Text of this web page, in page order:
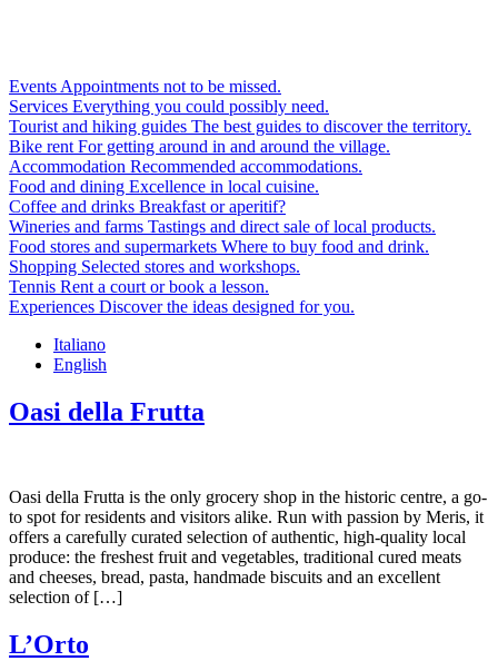
Events Appointments not to be missed.
Services Everything you could possibly need.
Tourist and hiking guides The best guides to discover the territory.
Bike rent For getting around in and around the village.
Accommodation Recommended accommodations.
Food and dining Excellence in local cuisine.
Coffee and drinks Breakfast or aperitif?
Wineries and farms Tastings and direct sale of local products.
Food stores and supermarkets Where to buy food and drink.
Shopping Selected stores and workshops.
Tennis Rent a court or book a lesson.
Experiences Discover the ideas designed for you.
Italiano
English
Oasi della Frutta
Oasi della Frutta is the only grocery shop in the historic centre, a go-
to spot for residents and visitors alike. Run with passion by Meris, it
offers a carefully curated selection of authentic, high-quality local
produce: the freshest fruit and vegetables, traditional cured meats
and cheeses, bread, pasta, handmade biscuits and an excellent
selection of […]
L’Orto